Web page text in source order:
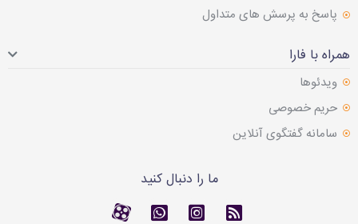
پاسخ به پرسش های متداول
همراه با فارا
ویدئوها
حریم خصوصی
سامانه گفتگوی آنلاین
ما را دنبال کنید
RSS کانال آپارات
تماس با واتس اپ
کانال آپارات